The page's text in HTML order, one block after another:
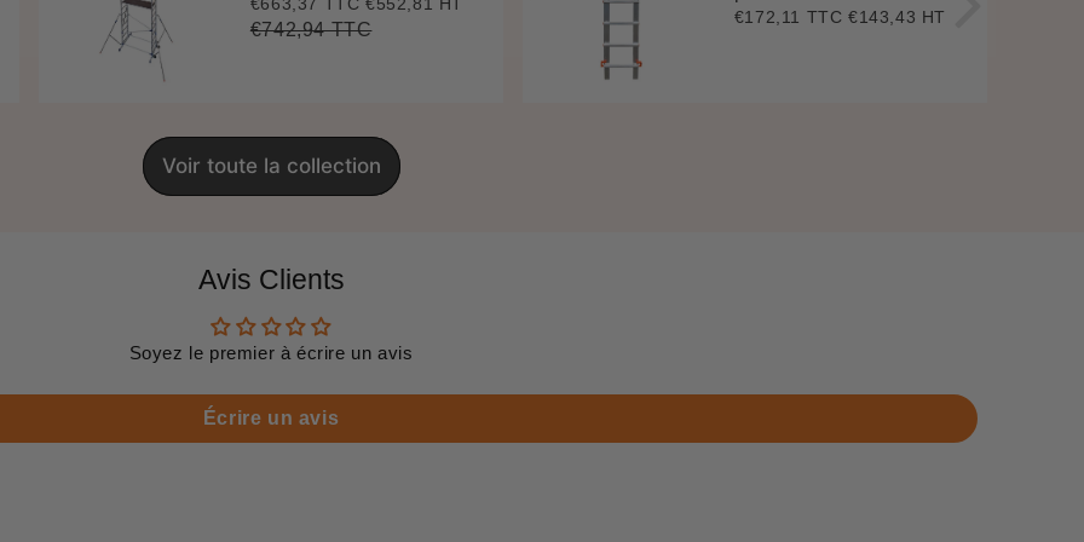
Prix
réduit
€663,37
Prix
€742,94 TTC€742,94
Prix
€172,11 TTC €172,11
€143,43 HT
Voir toute la collection
Avis Clients
Soyez le premier à écrire un avis
Écrire un avis